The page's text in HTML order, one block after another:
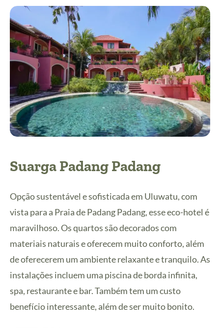
Suarga Padang Padang
Opção sustentável e sofisticada em Uluwatu, com
vista para a Praia de Padang Padang, esse eco-hotel é
maravilhoso. Os quartos são decorados com
materiais naturais e oferecem muito conforto, além
de oferecerem um ambiente relaxante e tranquilo. As
instalações incluem uma piscina de borda infinita,
spa, restaurante e bar. Também tem um custo
benefício interessante, além de ser muito bonito.